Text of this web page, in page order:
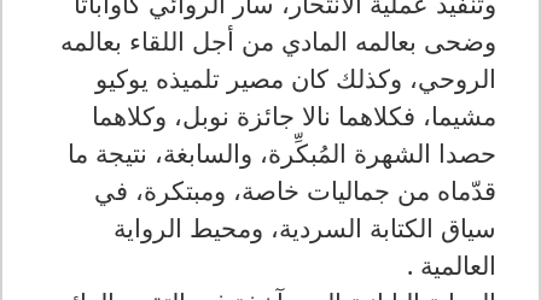
وضحى بعالمه المادي من أجل اللقاء بعالمه
الروحي، وكذلك كان مصير تلميذه يوكيو
مشيما، فكلاهما نالا جائزة نوبل، وكلاهما
حصدا الشهرة المُبكِّرة، والسابغة، نتيجة ما
قدّماه من جماليات خاصة، ومبتكرة، في
سياق الكتابة السردية، ومحيط الرواية
العالمية .